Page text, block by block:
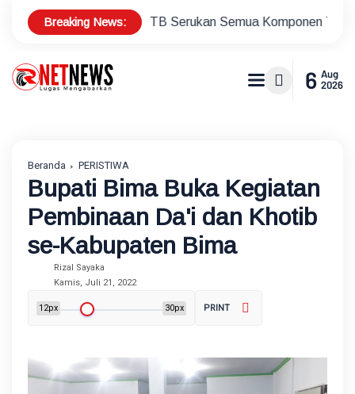
Breaking News:
Satu NTB Serukan Semua Komponen Tetap Jaga Situasi
6 Aug
2026
Beranda PERISTIWA
Bupati Bima Buka Kegiatan
Pembinaan Da'i dan Khotib
se-Kabupaten Bima
Rizal Sayaka
Kamis, Juli 21, 2022
12px 30px PRINT